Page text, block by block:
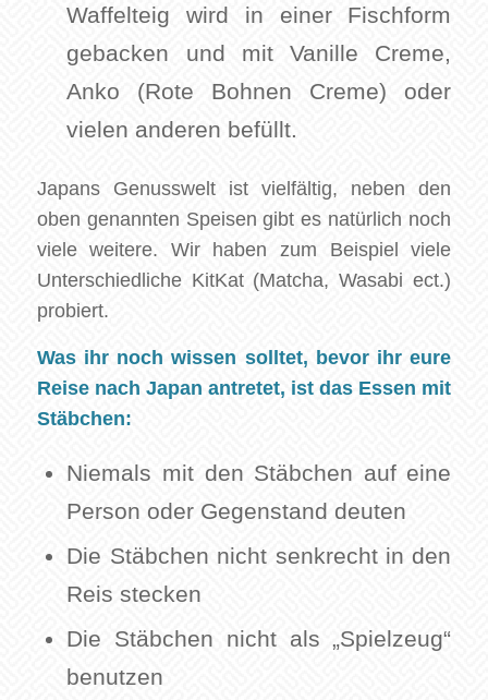
Waffelteig wird in einer Fischform
gebacken und mit Vanille Creme,
Anko (Rote Bohnen Creme) oder
vielen anderen befüllt.
Japans Genusswelt ist vielfältig, neben den
oben genannten Speisen gibt es natürlich noch
viele weitere. Wir haben zum Beispiel viele
Unterschiedliche KitKat (Matcha, Wasabi ect.)
probiert.
Was ihr noch wissen solltet, bevor ihr eure
Reise nach Japan antretet, ist das Essen mit
Stäbchen:
Niemals mit den Stäbchen auf eine
Person oder Gegenstand deuten
Die Stäbchen nicht senkrecht in den
Reis stecken
Die Stäbchen nicht als „Spielzeug“
benutzen